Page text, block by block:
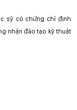
sỹ có chứng chỉ định
nhận đào tạo kỹ thuật